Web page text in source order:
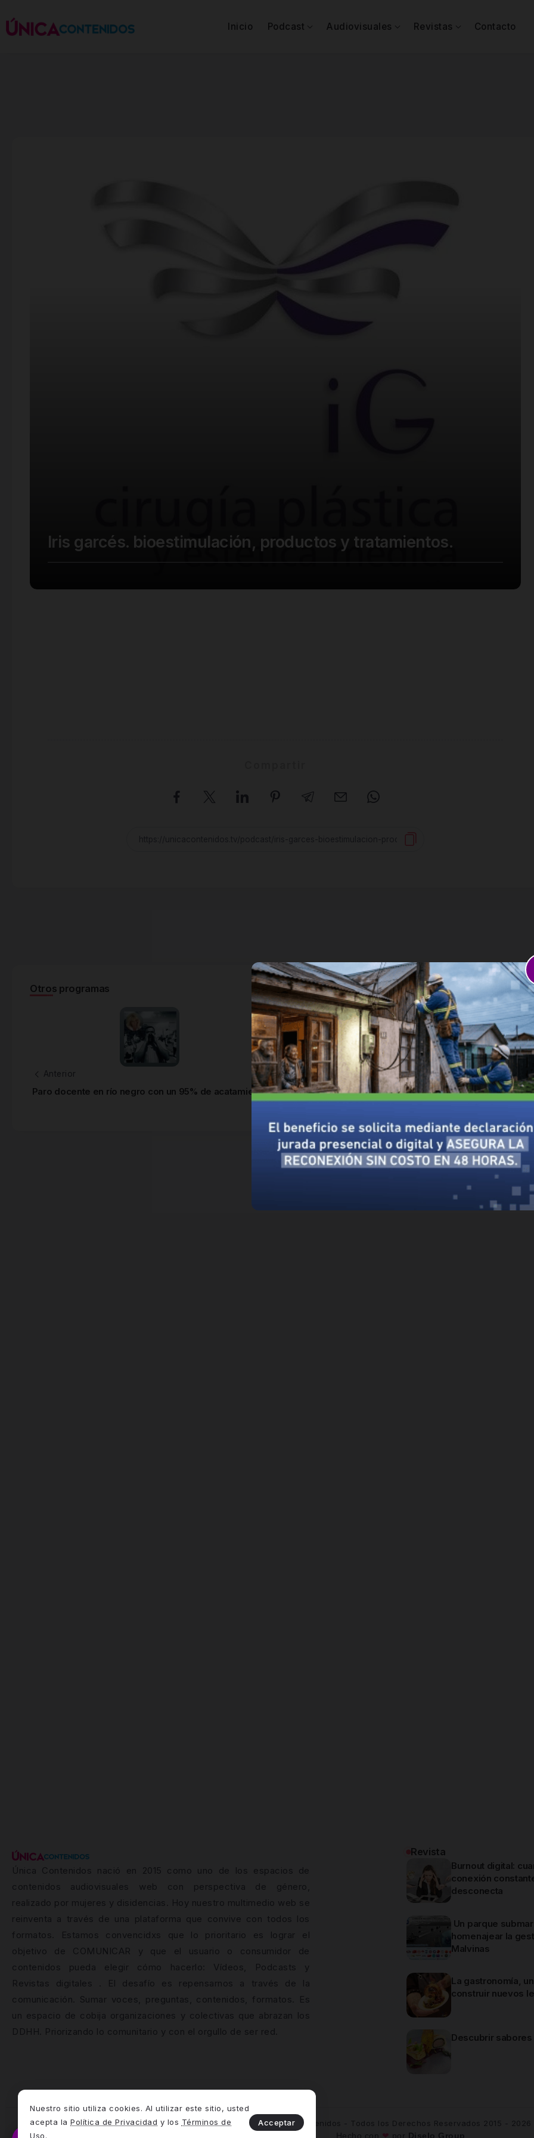
Inicio Podcast Audiovisuales Revistas Contacto
Iris garcés. bioestimulación, productos y tratamientos.
Otros programas
Anterior
Paro docente en río negro con un 95% de acatamiento
Siguiente
A veces uno no está preparado para las cosas
maravillosas de la vida
Única Contenidos nació en 2015 como uno de los espacios de
contenidos audiovisuales web con perspectiva de género,
realizado por mujeres y disidencias. Hoy nuestro multimedio web se
reinventa a través de una plataforma que convive con todos los
formatos. Estamos convencidxs que lo prioritario es lograr el
objetivo de COMUNICAR y que el usuario o consumidor de
contenidos pueda elegir cómo hacerlo: Vídeos, Podcasts y
Revistas digitales . El desafío es repensarnos a través de la
comunicación. Sumar voces, preguntas, contenidos, formatos. Es
un espacio de cobija organizaciones y colectivas que abrazan los
DDHH. Priorizando lo comunitario y con el orgullo de ser red.
Revista
Burnout digital:
conexión
desconecta
Un parque
homenajear la
Malvinas
La gastronomía,
construir nuevos
Descubrir
Única Contenidos - Todos los Derechos Reservados 2015 - 2026
Hecho con ❤ por Diselo Group
Nuestro sitio utiliza cookies. Al utilizar este sitio, usted
acepta la Política de Privacidad y los Términos de
Uso.
Acceptar